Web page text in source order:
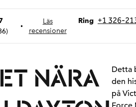
)
•
Läs
recensioner
Ring
Ring +1 326-
NÄRA
Detta
den
på